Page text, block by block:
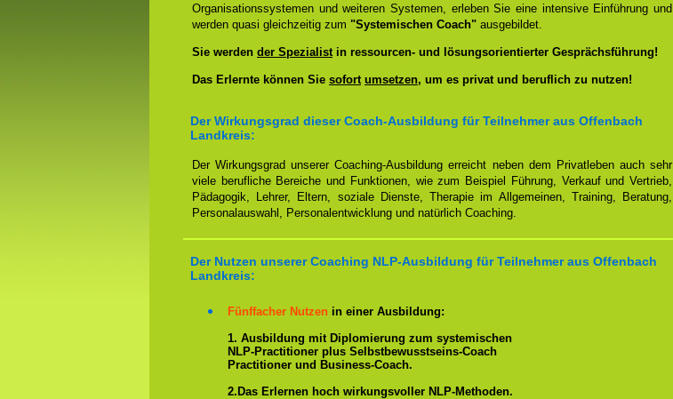
Organisationssystemen und weiteren Systemen, erleben Sie eine intensive Einführung und
werden quasi gleichzeitig zum "Systemischen Coach" ausgebildet.
Sie werden der Spezialistin ressourcen- und lösungsorientierter Gesprächsführung!
Das Erlernte können Sie sofort umsetzen, um es privat und beruflich zu nutzen!
Der Wirkungsgrad dieser Coach-Ausbildung für Teilnehmer aus Offenbach
Landkreis:
Der Wirkungsgrad unserer Coaching-Ausbildung erreicht neben dem Privatleben auch sehr
viele berufliche Bereiche und Funktionen, wie zum Beispiel Führung, Verkauf und Vertrieb,
Pädagogik, Lehrer, Eltern, soziale Dienste, Therapie im Allgemeinen, Training, Beratung,
Personalauswahl, Personalentwicklung und natürlich Coaching.
Der Nutzen unserer Coaching NLP-Ausbildung für Teilnehmer aus Offenbach
Landkreis:
Fünffacher Nutzen in einer Ausbildung:
1. Ausbildung mit Diplomierung zum systemischen
NLP-Practitioner plus Selbstbewusstseins-Coach
Practitioner und Business-Coach.
2.Das Erlernen hoch wirkungsvoller NLP-Methoden.